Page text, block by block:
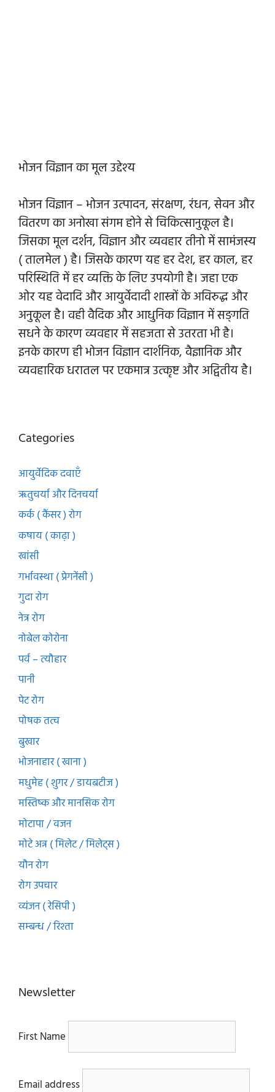
भोजन विज्ञान का मूल उद्देश्य
भोजन विज्ञान – भोजन उत्पादन, संरक्षण, रंधन, सेवन और
वितरण का अनोखा संगम होने से चिकित्सानुकूल है।
जिसका मूल दर्शन, विज्ञान और व्यवहार तीनो में सामंजस्य
( तालमेल ) है। जिसके कारण यह हर देश, हर काल, हर
परिस्थिति में हर व्यक्ति के लिए उपयोगी है। जहा एक
ओर यह वेदादि और आयुर्वेदादी शास्त्रों के अविरुद्ध और
अनुकूल है। वही वैदिक और आधुनिक विज्ञान में सङ्गति
सधने के कारण व्यवहार में सहजता से उतरता भी है।
इनके कारण ही भोजन विज्ञान दार्शनिक, वैज्ञानिक और
व्यवहारिक धरातल पर एकमात्र उत्कृष्ट और अद्वितीय है।
Categories
आयुर्वेदिक दवाएँ
ऋतुचर्या और दिनचर्या
कर्क ( कैंसर ) रोग
कषाय ( काढ़ा )
खांसी
गर्भावस्था ( प्रेगनेंसी )
गुदा रोग
नेत्र रोग
नोबेल कोरोना
पर्व – त्यौहार
पानी
पेट रोग
पोषक तत्व
बुखार
भोजनाहार ( खाना )
मधुमेह ( शुगर / डायबटीज )
मस्तिष्क और मानसिक रोग
मोटापा / वजन
मोटे अन्न ( मिलेट / मिलेट्स )
यौन रोग
रोग उपचार
व्यंजन ( रेसिपी )
सम्बन्ध / रिश्ता
Newsletter
First Name
Email address